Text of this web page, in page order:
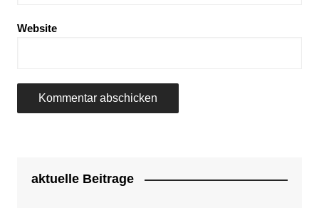
Website
aktuelle Beitrage